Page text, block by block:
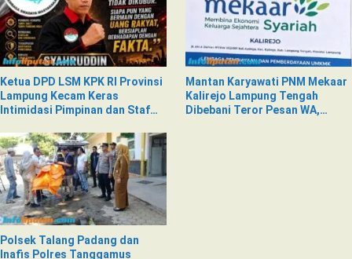
Ketua DPD LSM KPK RI Provinsi
Lampung Kecam Keras
Intimidasi Pimpinan dan Staf
Nad
Mantan Karyawati PNM Mekaar
Kalirejo Lampung Tengah
Dibebani Teror Pesan WA,
Polsek Talang Padang dan
Inafis Polres Tanggamus